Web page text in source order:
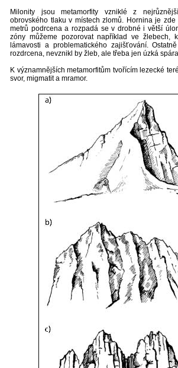
Milonity jsou metamorfity vzniklé z
obrovského tlaku v místech zlomů. Hornina je
metrů podrcena a rozpadá se v drobné i větší
zóny můžeme pozorovat například ve žlebech,
lámavosti a problematického zajišťování.
rozdrcena, nevznikl by žleb, ale třeba jen úzká
K významnějších metamorfitům tvořícím lezecké
svor, migmatit a mramor.